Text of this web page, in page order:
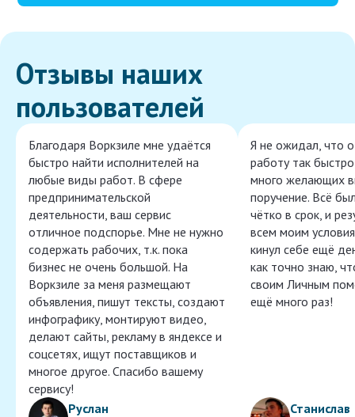
Отзывы наших
пользователей
Благодаря Воркзиле мне удаётся
быстро найти исполнителей на
любые виды работ. В сфере
предпринимательской
деятельности, ваш сервис
отличное подспорье. Мне не нужно
содержать рабочих, т.к. пока
бизнес не очень большой. На
Воркзиле за меня размещают
объявления, пишут тексты, создают
инфографику, монтируют видео,
делают сайты, рекламу в яндексе и
соцсетях, ищут поставщиков и
многое другое. Спасибо вашему
сервису!
Руслан
Я не ожидал, что
работу так
много желающих
поручение. Всё
чётко в срок, и
всем моим
кинул себе ещё
как точно знаю,
своим Личным
ещё много раз!
Станислав